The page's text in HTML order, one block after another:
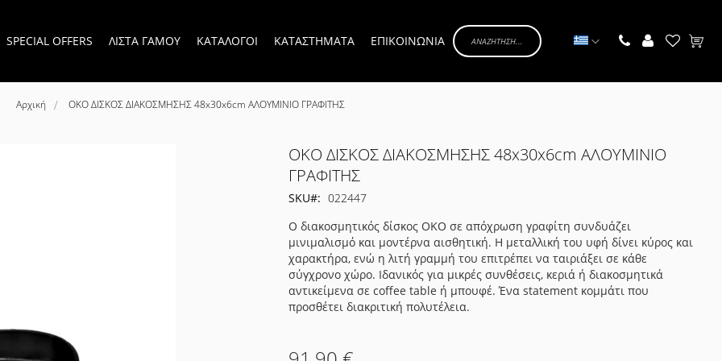
SPECIAL OFFERS ΛΙΣΤΑ ΓΑΜΟΥ ΚΑΤΑΛΟΓΟΙ ΚΑΤΑΣΤΗΜΑΤΑ ΕΠΙΚΟΙΝΩΝΙΑ
Γλώσσα
Αρχική OKO ΔΙΣΚΟΣ ΔΙΑΚΟΣΜΗΣΗΣ 48x30x6cm ΑΛΟΥΜΙΝΙΟ ΓΡΑΦΙΤΗΣ
OKO ΔΙΣΚΟΣ ΔΙΑΚΟΣΜΗΣΗΣ 48x30x6cm ΑΛΟΥΜΙΝΙΟ
ΓΡΑΦΙΤΗΣ
SKU
022447
Ο διακοσμητικός δίσκος OKO σε απόχρωση γραφίτη συνδυάζει
μινιμαλισμό και μοντέρνα αισθητική. Η μεταλλική του υφή δίνει κύρος και
χαρακτήρα, ενώ η λιτή γραμμή του επιτρέπει να ταιριάξει σε κάθε
σύγχρονο χώρο. Ιδανικός για μικρές συνθέσεις, κεριά ή διακοσμητικά
αντικείμενα σε coffee table ή μπουφέ. Ένα statement κομμάτι που
προσθέτει διακριτική πολυτέλεια.